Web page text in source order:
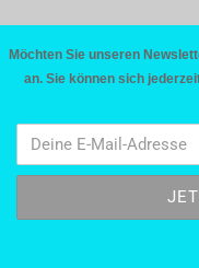
Möchten Sie unseren
an. Sie können sich